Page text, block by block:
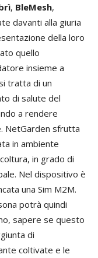
, BleMesh,
davanti alla giuria
della loro
quello
insieme a
tratta di un
di salute del
a rendere
NetGarden sfrutta
in ambiente
in grado di
Nel dispositivo è
una Sim M2M.
potrà quindi
sapere se questo
di
coltivate e le